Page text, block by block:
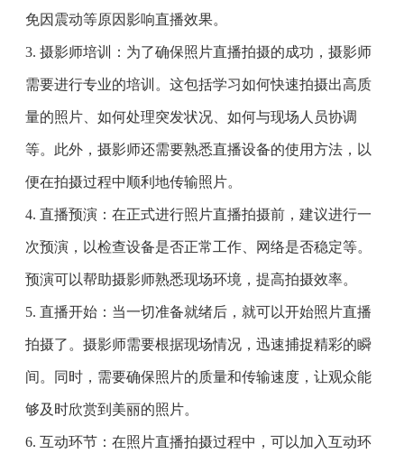
免因震动等原因影响直播效果。
3. 摄影师培训：为了确保照片直播拍摄的成功，摄影师
需要进行专业的培训。这包括学习如何快速拍摄出高质
量的照片、如何处理突发状况、如何与现场人员协调
等。此外，摄影师还需要熟悉直播设备的使用方法，以
便在拍摄过程中顺利地传输照片。
4. 直播预演：在正式进行照片直播拍摄前，建议进行一
次预演，以检查设备是否正常工作、网络是否稳定等。
预演可以帮助摄影师熟悉现场环境，提高拍摄效率。
5. 直播开始：当一切准备就绪后，就可以开始照片直播
拍摄了。摄影师需要根据现场情况，迅速捕捉精彩的瞬
间。同时，需要确保照片的质量和传输速度，让观众能
够及时欣赏到美丽的照片。
6. 互动环节：在照片直播拍摄过程中，可以加入互动环